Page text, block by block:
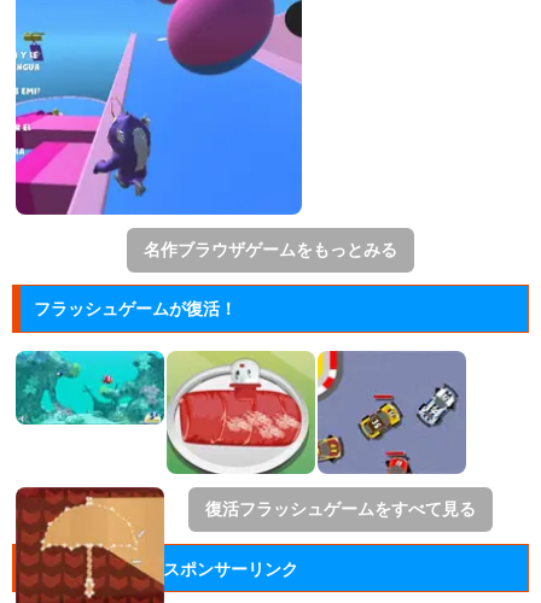
名作ブラウザゲームをもっとみる
フラッシュゲームが復活！
復活フラッシュゲームをすべて見る
スポンサーリンク